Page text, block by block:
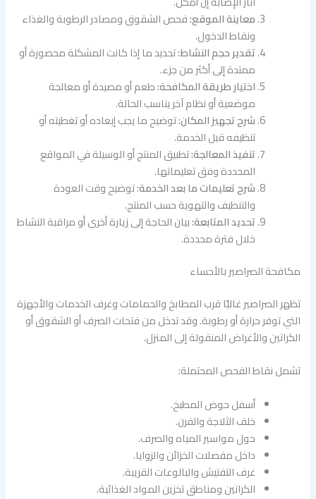
معاينة الموقع:فحص الشقوق ومصادر الرطوبة والغذاء
ونقاط الدخول.
تقدير حجم النشاط:تحديد ما إذا كانت المشكلة محصورة أو
ممتدة إلى أكثر من جزء.
اختيار طريقة المكافحة:طعم أو مصيدة أو معالجة
موضعية أو نظام آخر يناسب الحالة.
شرح تجهيز المكان:توضيح ما يجب إبعاده أو تغطيته أو
تنظيفه قبل الخدمة.
تنفيذ المعالجة:تطبيق المنتج أو الوسيلة في المواقع
المحددة وفق تعليماتها.
شرح تعليمات ما بعد الخدمة:توضيح وقت العودة
والتنظيف والتهوية حسب المنتج.
تحديد المتابعة:بيان الحاجة إلى زيارة أخرى أو مراقبة النشاط
خلال فترة محددة.
مكافحة الصراصير بالأحساء
تظهر الصراصير غالبًا قرب المطابخ والحمامات وغرف الخدمات والأجهزة
التي توفر حرارة أو رطوبة. وقد تدخل من فتحات الصرف أو الشقوق أو
الكراتين والأغراض المنقولة إلى المنزل.
تشمل نقاط الفحص المحتملة:
أسفل حوض المطبخ.
خلف الثلاجة والفرن.
حول مواسير المياه والصرف.
داخل مفصلات الخزائن والزوايا.
غرف التفتيش والبالوعات القريبة.
الكراتين ومناطق تخزين المواد الغذائية.